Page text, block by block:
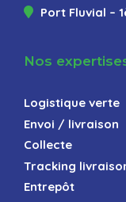
Port Fluvial –
Nos
Logistique verte
Envoi / livraison
Collecte
Tracking
Entrepôt